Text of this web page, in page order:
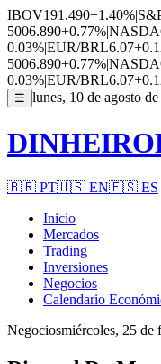
IBOV191.490+1.40%|
5006.890+0.77%|
0.03%|EUR/BRL6.07
5006.890+0.77%|
0.03%|EUR/BRL6.07
☰ lunes, 10 de agosto
🇧🇷 PT🇺🇸 EN🇪🇸 ES
Inicio
Mercados
Trading
Inversiones
Negocios
Calendario
Negociosmiércoles, 25 de